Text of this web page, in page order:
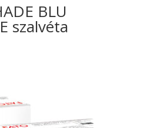
BLU
szalvéta